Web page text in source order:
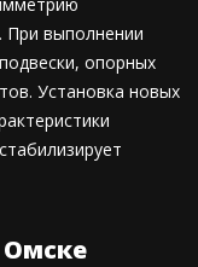
При выполнении
опорных
Установка новых
Омске